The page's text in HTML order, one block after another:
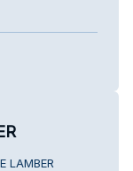
LAMBER